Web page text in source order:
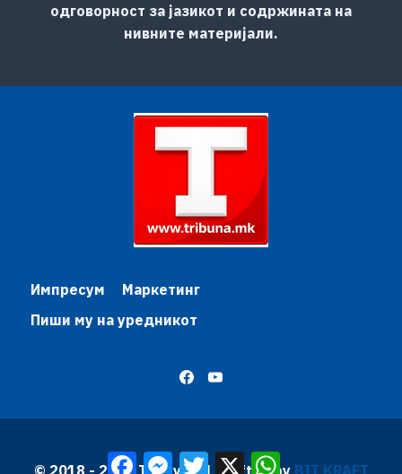
одговорност за јазикот и содржината на
нивните материјали.
Импресум
Маркетинг
Пиши му на уредникот
© 2018 - 2026 Трибуна | Krafted by BIT KRAFT
FacebookMessenger
TwitterX